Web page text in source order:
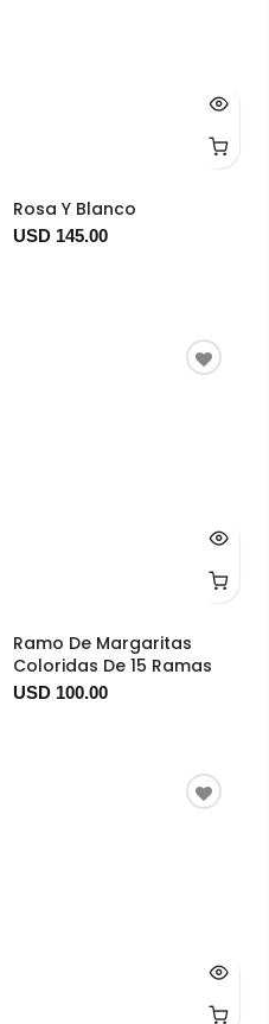
Rosa Y Blanco
USD 145.00
Ramo De Margaritas
Coloridas De 15 Ramas
USD 100.00